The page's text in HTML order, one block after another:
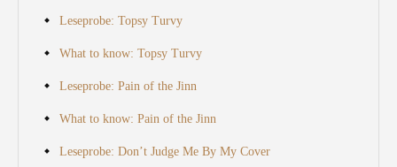
Leseprobe: Topsy Turvy
What to know: Topsy Turvy
Leseprobe: Pain of the Jinn
What to know: Pain of the Jinn
Leseprobe: Don’t Judge Me By My Cover